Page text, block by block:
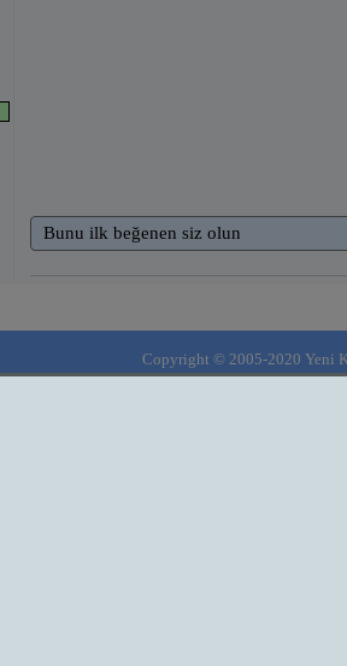
Bunu ilk beğenen siz olun
Copyright © 2005-2020 Yeni